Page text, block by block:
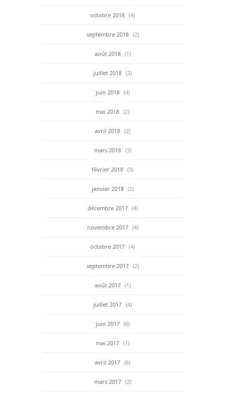
octobre 2018 (4)
septembre 2018 (2)
août 2018 (1)
juillet 2018 (2)
juin 2018 (4)
mai 2018 (2)
avril 2018 (2)
mars 2018 (3)
février 2018 (3)
janvier 2018 (2)
décembre 2017 (4)
novembre 2017 (4)
octobre 2017 (4)
septembre 2017 (2)
août 2017 (1)
juillet 2017 (4)
juin 2017 (6)
mai 2017 (1)
avril 2017 (6)
mars 2017 (2)